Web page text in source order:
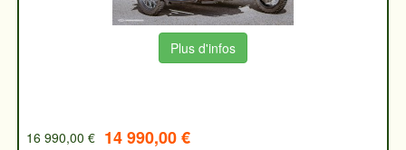
Plus d'infos
16 990,00 € 14 990,00 €